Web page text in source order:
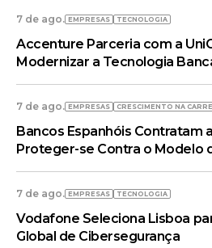
7 de ago. EMPRESAS TECNOLOGIA
Accenture Parceria com a
Modernizar a Tecnologia
7 de ago. EMPRESAS CRESCIMENTO NA
Bancos Espanhóis Contratam
Proteger-se Contra o Modelo
7 de ago. EMPRESAS TECNOLOGIA
Vodafone Seleciona Lisboa
Global de Cibersegurança